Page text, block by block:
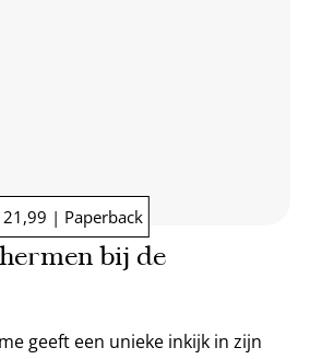
| Paperback
bij de
geeft een unieke inkijk in zijn